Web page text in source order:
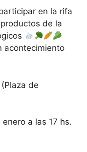
en la rifa
de la
acontecimiento
de
a las 17 hs.